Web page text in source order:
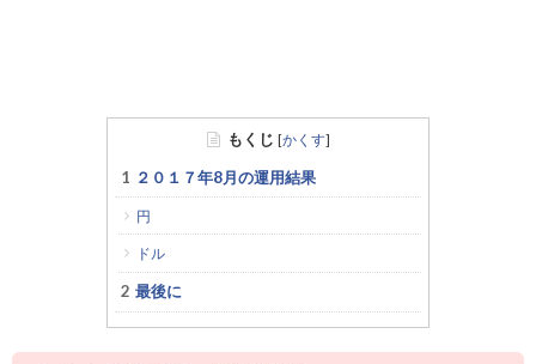
もくじ [かくす]
２０１７年8月の運用結果
円
ドル
最後に